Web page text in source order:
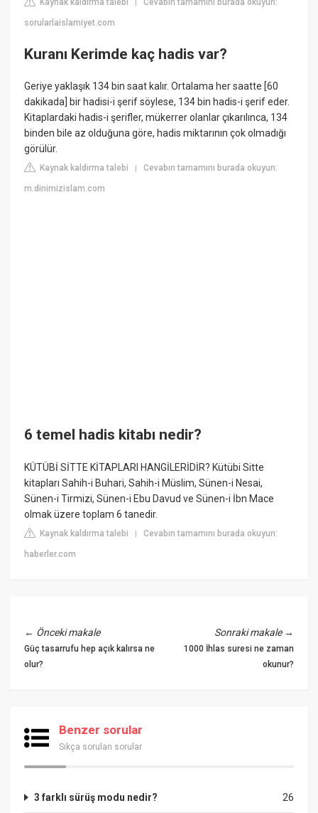
Kaynak kaldırma talebi |Cevabın tamamını burada okuyun:
sorularlaislamiyet.com
Kuranı Kerimde kaç hadis var?
Geriye yaklaşık 134 bin saat kalır. Ortalama her saatte [60
dakikada] bir hadisi-i şerif söylese, 134 bin hadis-i şerif eder.
Kitaplardaki hadis-i şerifler, mükerrer olanlar çıkarılınca, 134
binden bile az olduğuna göre, hadis miktarının çok olmadığı
görülür.
Kaynak kaldırma talebi |Cevabın tamamını burada okuyun:
m.dinimizislam.com
6 temel hadis kitabı nedir?
KÜTÜBİ SİTTE KİTAPLARI HANGİLERİDİR? Kütübi Sitte
kitapları Sahih-i Buhari, Sahih-i Müslim, Sünen-i Nesai,
Sünen-i Tirmizi, Sünen-i Ebu Davud ve Sünen-i İbn Mace
olmak üzere toplam 6 tanedir.
Kaynak kaldırma talebi |Cevabın tamamını burada okuyun:
haberler.com
← Önceki makale
Güç tasarrufu hep açık kalırsa ne
olur?
Sonraki makale→
1000 İhlas suresi ne zaman
okunur?
Benzer sorular
Sıkça sorulan sorular
26
3 farklı sürüş modu nedir?